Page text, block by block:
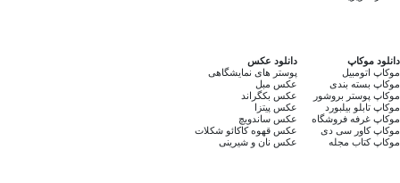
دانلود موکاپ
موکاپ اتومبیل
موکاپ بسته بندی
موکاپ پوستر بروشور
موکاپ تابلو بیلبورد
موکاپ غرفه فروشگاه
موکاپ کاور سی دی
موکاپ کتاب مجله
دانلود عکس
پوستر های نمایشگاهی
عکس مبل
عکس بکگراند
عکس پیتزا
عکس ساندویچ
عکس قهوه کاکائو شکلات
عکس نان و شیرینی